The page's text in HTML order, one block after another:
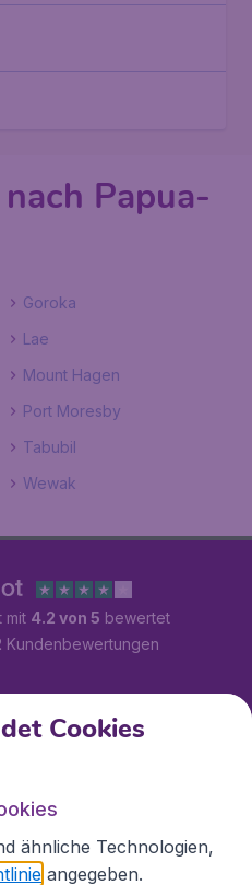
Papua-
Goroka
Lae
Mount Hagen
Port Moresby
Tabubil
Wewak
mit 4.2 von 5 bewertet
Kundenbewertungen
Cookies
ähnliche Technologien,
angegeben.